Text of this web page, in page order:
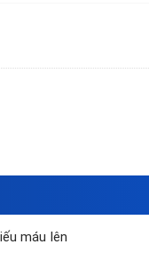
máu lên